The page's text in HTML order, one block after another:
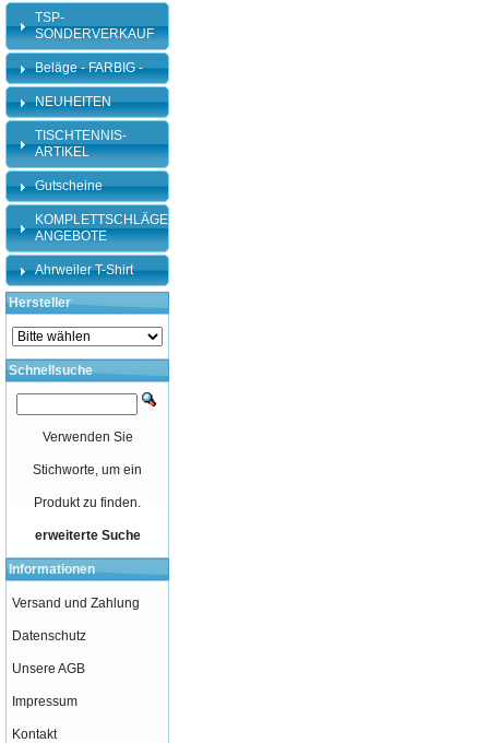
TSP-
SONDERVERKAUF
Beläge - FARBIG -
NEUHEITEN
TISCHTENNIS-
ARTIKEL
Gutscheine
KOMPLETTSCHLÄGER-
ANGEBOTE
Ahrweiler T-Shirt
Hersteller
Schnellsuche
Verwenden Sie
Stichworte, um ein
Produkt zu finden.
erweiterte Suche
Informationen
Versand und Zahlung
Datenschutz
Unsere AGB
Impressum
Kontakt